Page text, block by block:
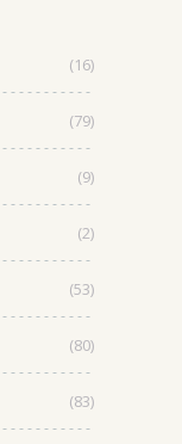
(16)
(79)
(9)
(2)
(53)
(80)
(83)